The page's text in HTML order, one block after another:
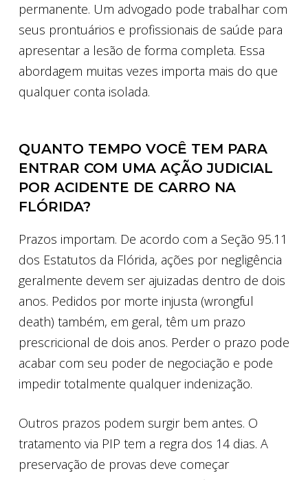
permanente. Um advogado pode trabalhar com
seus prontuários e profissionais de saúde para
apresentar a lesão de forma completa. Essa
abordagem muitas vezes importa mais do que
qualquer conta isolada.
QUANTO TEMPO VOCÊ TEM PARA
ENTRAR COM UMA AÇÃO JUDICIAL
POR ACIDENTE DE CARRO NA
FLÓRIDA?
Prazos importam. De acordo com a Seção 95.11
dos Estatutos da Flórida, ações por negligência
geralmente devem ser ajuizadas dentro de dois
anos. Pedidos por morte injusta (wrongful
death) também, em geral, têm um prazo
prescricional de dois anos. Perder o prazo pode
acabar com seu poder de negociação e pode
impedir totalmente qualquer indenização.
Outros prazos podem surgir bem antes. O
tratamento via PIP tem a regra dos 14 dias. A
preservação de provas deve começar